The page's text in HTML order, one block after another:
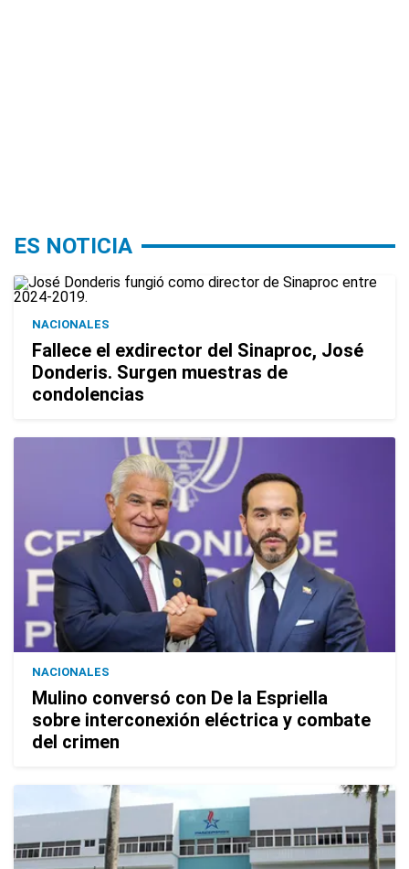
ES NOTICIA
NACIONALES
Fallece el exdirector del Sinaproc, José
Donderis. Surgen muestras de
condolencias
NACIONALES
Mulino conversó con De la Espriella
sobre interconexión eléctrica y combate
del crimen